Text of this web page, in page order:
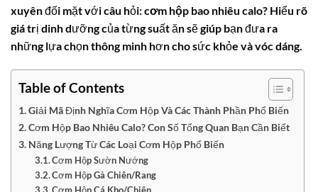
xuyên đối mặt với câu hỏi:cơm hộp bao nhiêu calo? Hiểu rõ
giá trị dinh dưỡng của từng suất ăn sẽ giúp bạn đưa ra
những lựa chọn thông minh hơn cho sức khỏe và vóc dáng.
Table of Contents
Giải Mã Định Nghĩa Cơm Hộp Và Các Thành Phần Phổ Biến
Cơm Hộp Bao Nhiêu Calo? Con Số Tổng Quan Bạn Cần Biết
Năng Lượng Từ Các Loại Cơm Hộp Phổ Biến
Cơm Hộp Sườn Nướng
Cơm Hộp Gà Chiên/Rang
Cơm Hộp Cá Kho/Chiên